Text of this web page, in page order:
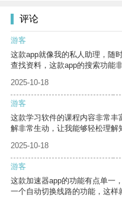
评论
游客
这款app就像我的私人助理，随
查找资料，这款app的搜索功能
2025-10-18
游客
这款学习软件的课程内容非常
解非常生动，让我能够轻松理解
2025-10-18
游客
这款加速器app的功能有点单一
一个自动切换线路的功能，这